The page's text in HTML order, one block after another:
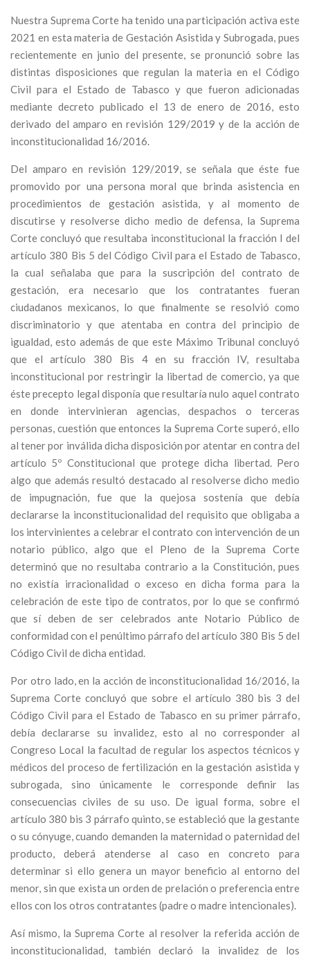
Nuestra Suprema Corte ha tenido una participación activa este
2021 en esta materia de Gestación Asistida y Subrogada, pues
recientemente en junio del presente, se pronunció sobre las
distintas disposiciones que regulan la materia en el Código
Civil para el Estado de Tabasco y que fueron adicionadas
mediante decreto publicado el 13 de enero de 2016, esto
derivado del amparo en revisión 129/2019 y de la acción de
inconstitucionalidad 16/2016.
Del amparo en revisión 129/2019, se señala que éste fue
promovido por una persona moral que brinda asistencia en
procedimientos de gestación asistida, y al momento de
discutirse y resolverse dicho medio de defensa, la Suprema
Corte concluyó que resultaba inconstitucional la fracción I del
artículo 380 Bis 5 del Código Civil para el Estado de Tabasco,
la cual señalaba que para la suscripción del contrato de
gestación, era necesario que los contratantes fueran
ciudadanos mexicanos, lo que finalmente se resolvió como
discriminatorio y que atentaba en contra del principio de
igualdad, esto además de que este Máximo Tribunal concluyó
que el artículo 380 Bis 4 en su fracción IV, resultaba
inconstitucional por restringir la libertad de comercio, ya que
éste precepto legal disponía que resultaría nulo aquel contrato
en donde intervinieran agencias, despachos o terceras
personas, cuestión que entonces la Suprema Corte superó, ello
al tener por inválida dicha disposición por atentar en contra del
artículo 5º Constitucional que protege dicha libertad. Pero
algo que además resultó destacado al resolverse dicho medio
de impugnación, fue que la quejosa sostenía que debía
declararse la inconstitucionalidad del requisito que obligaba a
los intervinientes a celebrar el contrato con intervención de un
notario público, algo que el Pleno de la Suprema Corte
determinó que no resultaba contrario a la Constitución, pues
no existía irracionalidad o exceso en dicha forma para la
celebración de este tipo de contratos, por lo que se confirmó
que sí deben de ser celebrados ante Notario Público de
conformidad con el penúltimo párrafo del artículo 380 Bis 5 del
Código Civil de dicha entidad.
Por otro lado, en la acción de inconstitucionalidad 16/2016, la
Suprema Corte concluyó que sobre el artículo 380 bis 3 del
Código Civil para el Estado de Tabasco en su primer párrafo,
debía declararse su invalidez, esto al no corresponder al
Congreso Local la facultad de regular los aspectos técnicos y
médicos del proceso de fertilización en la gestación asistida y
subrogada, sino únicamente le corresponde definir las
consecuencias civiles de su uso. De igual forma, sobre el
artículo 380 bis 3 párrafo quinto, se estableció que la gestante
o su cónyuge, cuando demanden la maternidad o paternidad del
producto, deberá atenderse al caso en concreto para
determinar si ello genera un mayor beneficio al entorno del
menor, sin que exista un orden de prelación o preferencia entre
ellos con los otros contratantes (padre o madre intencionales).
Así mismo, la Suprema Corte al resolver la referida acción de
inconstitucionalidad, también declaró la invalidez de los